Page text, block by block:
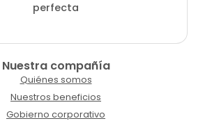
perfecta
Nuestra compañía
Quiénes somos
Nuestros beneficios
Gobierno corporativo